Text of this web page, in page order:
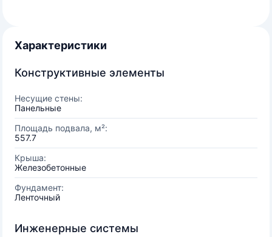
Характеристики
Конструктивные элементы
Несущие стены:
Панельные
Площадь подвала, м²:
557.7
Крыша:
Железобетонные
Фундамент:
Ленточный
Инженерные системы